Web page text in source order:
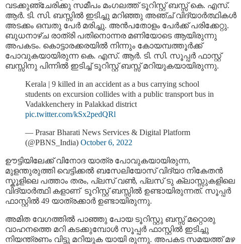
വടക്കുഞ്ചേരിക്കു സമീപം മംഗലത്ത് ടൂറിസ്റ്റ് ബസ്സ് കെ. എസ്.
ആര്‍. ടി. സി. ബസ്സില്‍ ഇടിച്ചു മറിഞ്ഞു അഞ്ച് വിദ്യാർത്ഥികൾ
അടക്കം ഒമ്പതു പേര്‍ മരിച്ചു. അന്‍പതോളം പേര്‍ക്ക് പരിക്കേറ്റു.
ബുധനാഴ്ച രാത്രി പതിനൊന്നര മണിയോടെ ആയിരുന്നു
അപകടം. കൊട്ടാരക്കരയിൽ നിന്നും കോയമ്പത്തൂര്‍ക്ക്
പോവുകയായിരുന്ന കെ. എസ്. ആര്‍. ടി. സി. സൂപ്പർ ഫാസ്റ്റ്
ബസ്സിനു പിന്നില്‍ ഇടിച്ച് ടൂറിസ്റ്റ് ബസ്സ് മറിയുകയായിരുന്നു.
Kerala | 9 killed in an accident as a bus carrying school
students on excursion collides with a public transport bus in
Vadakkenchery in Palakkad district
pic.twitter.com/kSx2pedQRl
— Prasar Bharati News Services & Digital Platform
(@PBNS_India) October 6, 2022
ഊട്ടിയിലേക്ക് വിനോദ യാത്ര പോവുകയായിരുന്ന,
മുളന്തുരുത്തി വെട്ടിക്കൽ ബസേലിയോസ് വിദ്യാ നികേതൻ
സ്കൂളിലെ പത്താം തരം, പ്ലസ് വൺ, പ്ലസ് ടു ക്ലാസ്സുകളിലെ
വിദ്യാർത്ഥി കളാണ് ടൂറിസ്റ്റ് ബസ്സില്‍ ഉണ്ടായിരുന്നത്. സൂപ്പര്‍
ഫാസ്റ്റില്‍ 49 യാത്രക്കാർ ഉണ്ടായിരുന്നു.
അമിത വേഗത്തിൽ പാഞ്ഞു പോയ ടൂറിസ്റ്റു ബസ്സ്‌ മറ്റൊരു
വാഹനത്തെ മറി കടക്കുമ്പോൾ സൂപ്പർ ഫാസ്റ്റിൽ ഇടിച്ചു
നിയന്ത്രണം വിട്ടു മറിയുക യായി രുന്നു. അപകട സമയത്ത് മഴ